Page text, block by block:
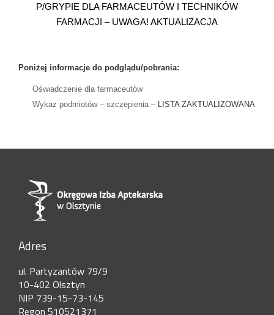
P/GRYPIE DLA FARMACEUTÓW I TECHNIKÓW
FARMACJI – UWAGA! AKTUALIZACJA
Poniżej informacje do podglądu/pobrania:
Oświadczenie dla farmaceutów
Wykaz podmiotów – szczepienia– LISTA ZAKTUALIZOWANA
Adres
ul. Partyzantów 79/9
10-402 Olsztyn
NIP 739-15-73-145
Regon 510521371